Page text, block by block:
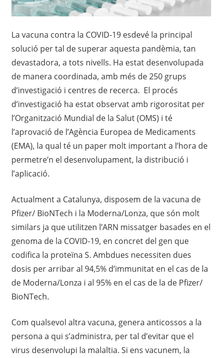
La vacuna contra la COVID-19 esdevé la principal
solució per tal de superar aquesta pandèmia, tan
devastadora, a tots nivells. Ha estat desenvolupada
de manera coordinada, amb més de 250 grups
d’investigació i centres de recerca. El procés
d’investigació ha estat observat amb rigorositat per
l’Organització Mundial de la Salut (OMS) i té
l’aprovació de l’Agència Europea de Medicaments
(EMA), la qual té un paper molt important a l’hora de
permetre’n el desenvolupament, la distribució i
l’aplicació.
Actualment a Catalunya, disposem de la vacuna de
Pfizer/ BioNTech i la Moderna/Lonza, que són molt
similars ja que utilitzen l’ARN missatger basades en el
genoma de la COVID-19, en concret del gen que
codifica la proteïna S. Ambdues necessiten dues
dosis per arribar al 94,5% d’immunitat en el cas de la
de Moderna/Lonza i al 95% en el cas de la de Pfizer/
BioNTech.
Com qualsevol altra vacuna, genera anticossos a la
persona a qui s’administra, per tal d’evitar que el
virus desenvolupi la malaltia. Si ens vacunem, la